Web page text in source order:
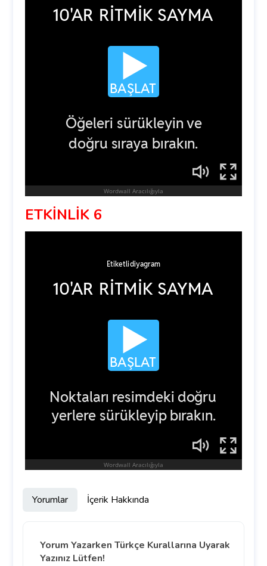
ETKİNLİK 6
Yorumlar İçerik Hakkında
Yorum Yazarken Türkçe Kurallarına Uyarak
Yazınız Lütfen!